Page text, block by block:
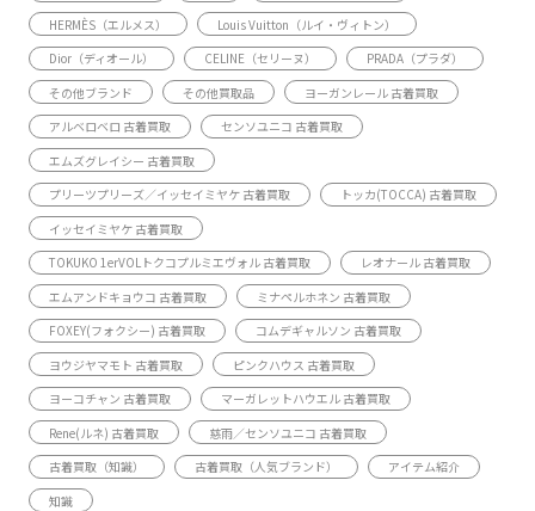
HERMÈS（エルメス）
Louis Vuitton（ルイ・ヴィトン）
Dior（ディオール）
CELINE（セリーヌ）
PRADA（プラダ）
その他ブランド
その他買取品
ヨーガンレール 古着買取
アルベロベロ 古着買取
センソユニコ 古着買取
エムズグレイシー 古着買取
プリーツプリーズ／イッセイミヤケ 古着買取
トッカ(TOCCA) 古着買取
イッセイミヤケ 古着買取
TOKUKO 1erVOLトクコプルミエヴォル 古着買取
レオナール 古着買取
エムアンドキョウコ 古着買取
ミナペルホネン 古着買取
FOXEY(フォクシー) 古着買取
コムデギャルソン 古着買取
ヨウジヤマモト 古着買取
ピンクハウス 古着買取
ヨーコチャン 古着買取
マーガレットハウエル 古着買取
Rene(ルネ) 古着買取
慈雨／センソユニコ 古着買取
古着買取（知識）
古着買取（人気ブランド）
アイテム紹介
知識